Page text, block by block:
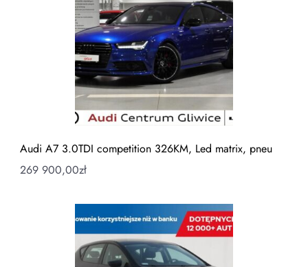
Audi A7 3.0TDI competition 326KM, Led matrix, pneu
269 900,00zł